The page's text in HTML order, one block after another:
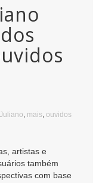
Juliano mais ouvidos
artistas e
também
com base